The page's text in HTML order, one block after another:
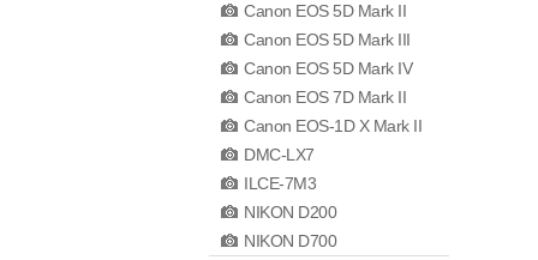
Canon EOS 5D Mark II
Canon EOS 5D Mark III
Canon EOS 5D Mark IV
Canon EOS 7D Mark II
Canon EOS-1D X Mark II
DMC-LX7
ILCE-7M3
NIKON D200
NIKON D700